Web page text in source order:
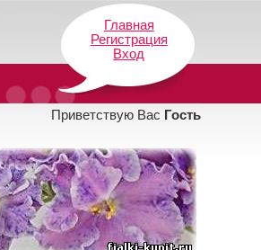
Главная
Регистрация
Вход
Приветствую Вас Гость